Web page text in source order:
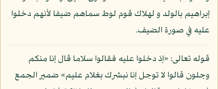
إبراهيم بالولد و لهلاك قوم لوط سماهم ضيفا لأنهم دخلوا
عليه في صورة الضيف.
قوله تعالى: «إذ دخلوا عليه فقالوا سلاما قال إنا منكم
وجلون قالوا لا توجل إنا نبشرك بغلام عليم» ضمير الجمع